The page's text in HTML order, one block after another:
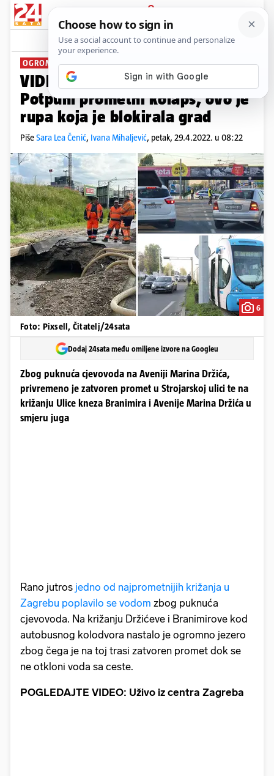
PRIJAVA
News Komentari
OGROMNE GUŽVE NA CESTAMA
VIDEO Uživo iz centra Zagreba:
Potpuni prometni kolaps, ovo je
rupa koja je blokirala grad
PišeSara Lea Čenić, Ivana Mihaljević, petak, 29.4.2022. u 08:22
6
Foto: Pixsell, Čitatelj/24sata
Dodaj 24sata među omiljene izvore na Googleu
Zbog puknuća cjevovoda na Aveniji Marina Držića,
privremeno je zatvoren promet u Strojarskoj ulici te na
križanju Ulice kneza Branimira i Avenije Marina Držića u
smjeru juga
Rano jutros jedno od najprometnijih križanja u
Zagrebu poplavilo se vodom zbog puknuća
cjevovoda. Na križanju Držićeve i Branimirove kod
autobusnog kolodvora nastalo je ogromno jezero
zbog čega je na toj trasi zatvoren promet dok se
ne otkloni voda sa ceste.
POGLEDAJTE VIDEO: Uživo iz centra Zagreba